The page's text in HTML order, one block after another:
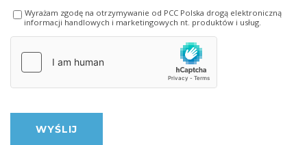
Wyrażam zgodę na otrzymywanie od PCC Polska drogą elektroniczną
informacji handlowych i marketingowych nt. produktów i usług.
WYŚLIJ